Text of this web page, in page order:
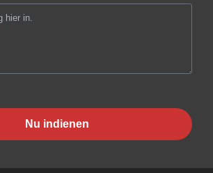
Nu indienen